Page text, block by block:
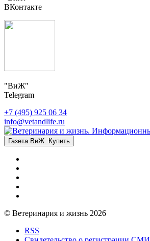
ВКонтакте
"ВиЖ"
Telegram
+7 (495) 925 06 34
info@vetandlife.ru
Газета ВиЖ. Купить
© Ветеринария и жизнь 2026
RSS